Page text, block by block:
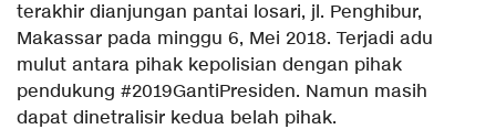
terakhir dianjungan pantai losari, jl. Penghibur,
Makassar pada minggu 6, Mei 2018. Terjadi adu
mulut antara pihak kepolisian dengan pihak
pendukung #2019GantiPresiden. Namun masih
dapat dinetralisir kedua belah pihak.